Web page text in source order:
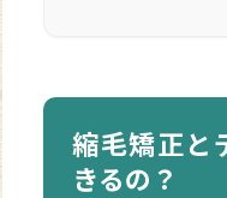
縮毛矯正と
きるの？